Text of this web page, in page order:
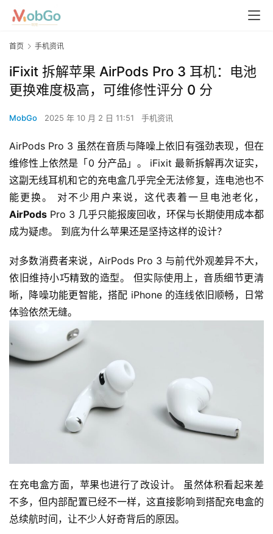
首页 手机资讯
iFixit 拆解苹果 AirPods Pro 3 耳机：电池
更换难度极高，可维修性评分 0 分
MobGo 2025 年 10 月 2 日 11:51 手机资讯
AirPods Pro 3 虽然在音质与降噪上依旧有强劲表现，但在
维修性上依然是「0 分产品」。 iFixit 最新拆解再次证实，
这副无线耳机和它的充电盒几乎完全无法修复，连电池也不
能更换。 对不少用户来说，这代表着一旦电池老化，
AirPods Pro 3 几乎只能报废回收，环保与长期使用成本都
成为疑虑。 到底为什么苹果还是坚持这样的设计？
对多数消费者来说，AirPods Pro 3 与前代外观差异不大，
依旧维持小巧精致的造型。 但实际使用上，音质细节更清
晰，降噪功能更智能，搭配 iPhone 的连线依旧顺畅，日常
体验依然无缝。
在充电盒方面，苹果也进行了改设计。 虽然体积看起来差
不多，但内部配置已经不一样，这直接影响到搭配充电盒的
总续航时间，让不少人好奇背后的原因。